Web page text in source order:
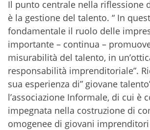
Il punto centrale nella riflessione
è la gestione del talento. “ In
fondamentale il ruolo delle
importante – continua –
misurabilità del talento, in
responsabilità imprenditoriale”.
sua esperienza di” giovane
l’associazione Informale, di cui è
impegnata nella costruzione di
omogenee di giovani